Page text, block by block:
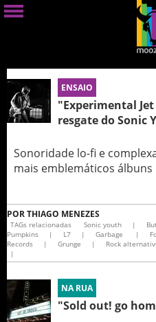
ENSAIO
"Experimental
resgate do Sonic
Sonoridade lo-fi e
mais emblemáticos álbuns
PORTHIAGO MENEZES
TAGs relacionadas Sonic youth |
Pumpkins
| L7 | Garbage |
Records
| Grunge | Rock
|
NA RUA
"Sold out! go